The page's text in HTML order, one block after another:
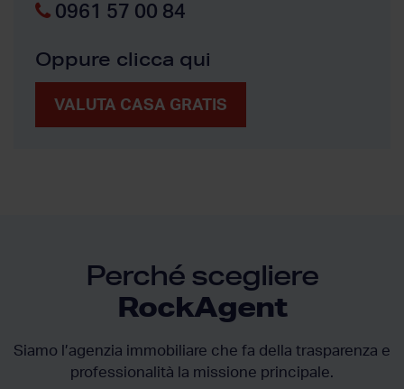
0961 57 00 84
Oppure clicca qui
VALUTA CASA GRATIS
Perché scegliere
RockAgent
Siamo l’agenzia immobiliare che fa della trasparenza e
professionalità la missione principale.